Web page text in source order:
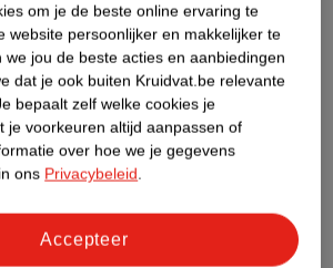
Dit product heeft (nog) geen Nature
om je de beste online ervaring te
website persoonlijker en makkelijker te
we jou de beste acties en aanbiedingen
dat je ook buiten Kruidvat.be relevante
bepaalt zelf welke cookies je
je voorkeuren altijd aanpassen of
over hoe we je gegevens
ons Privacybeleid.
Accepteer